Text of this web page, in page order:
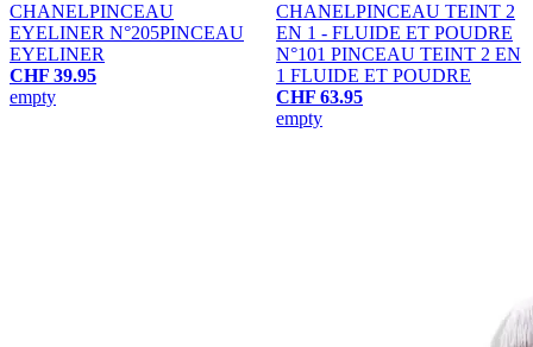
CHANELPINCEAU
EYELINER N°205PINCEAU
EYELINER
CHF 39.95
empty
CHANELPINCEAU TEINT 2
EN 1 - FLUIDE ET POUDRE
N°101 PINCEAU TEINT 2 EN
1 FLUIDE ET POUDRE
CHF 63.95
empty